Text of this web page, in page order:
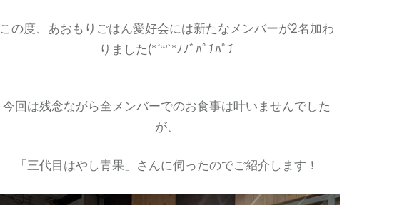
この度、あおもりごはん愛好会には新たなメンバーが2名加わ
りました(*´꒳`*ﾉﾉﾞﾊﾟﾁﾊﾟﾁ
今回は残念ながら全メンバーでのお食事は叶いませんでした
が、
「三代目はやし青果」さんに伺ったのでご紹介します！